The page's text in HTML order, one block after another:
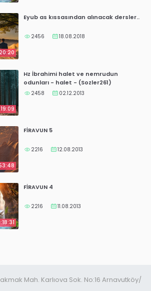
Eyub as kıssasından alınacak dersler..
2456 18.08.2018
Hz İbrahimi halet ve nemrudun
odunları - halet - (Sozler261)
2458 02.12.2013
FİRAVUN 5
2216 12.08.2013
FİRAVUN 4
2216 11.08.2013
Mah. Karlıova Sok. No:16 Arnavutköy/